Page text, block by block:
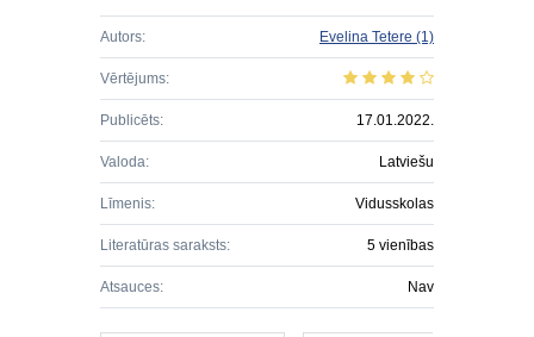
Autors: Evelina Tetere (1)
Vērtējums:
Publicēts: 17.01.2022.
Valoda: Latviešu
Līmenis: Vidusskolas
Literatūras saraksts: 5 vienības
Atsauces: Nav